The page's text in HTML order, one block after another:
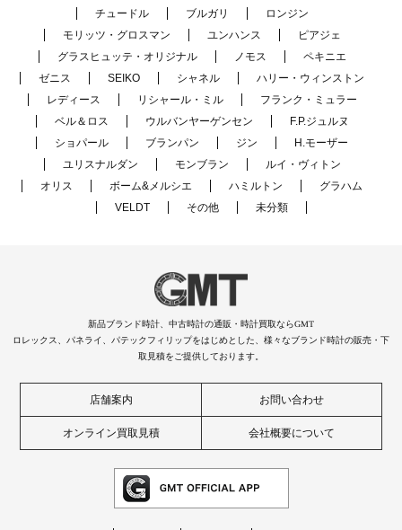
チュードル
ブルガリ
ロンジン
モリッツ・グロスマン
ユンハンス
ピアジェ
グラスヒュッテ・オリジナル
ノモス
ペキニエ
ゼニス
SEIKO シャネル
ハリー・ウィンストン
レディース
リシャール・ミル
フランク・ミュラー
ベル＆ロス
ウルバンヤーゲンセン
F.P.ジュルヌ
ショパール
ブランパン ジン
H.モーザー
ユリスナルダン
モンブラン
ルイ・ヴィトン
オリス
ボーム&メルシエ ハミルトン
グラハム
VELDT
その他 未分類
新品ブランド時計、中古時計の通販・時計買取ならGMT
ロレックス、パネライ、パテックフィリップをはじめとした、様々なブランド時計の販売・下
取見積をご提供しております。
店舗案内 お問い合わせ
オンライン買取見積 会社概要について